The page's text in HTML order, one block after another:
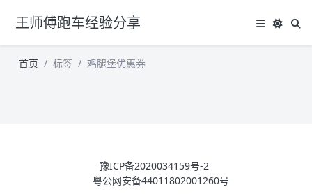
王师傅跑车经验分享
首页 标签 鸡腿堡优惠券
豫ICP备2020034159号-2
粤公网安备44011802001260号